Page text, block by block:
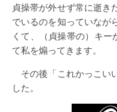
貞操帯が外せず常に逝き
でいるのを知っていなが
くて、（貞操帯の）キ
て私を煽ってきます。
その後「これかっこい
した。